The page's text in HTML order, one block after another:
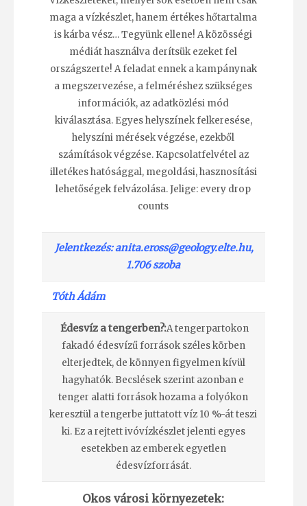
maga a vízkészlet, hanem értékes hőtartalma
is kárba vész… Tegyünk ellene! A közösségi
médiát használva derítsük ezeket fel
országszerte! A feladat ennek a kampánynak
a megszervezése, a felméréshez szükséges
információk, az adatközlési mód
kiválasztása. Egyes helyszínek felkeresése,
helyszíni mérések végzése, ezekből
számítások végzése. Kapcsolatfelvétel az
illetékes hatósággal, megoldási, hasznosítási
lehetőségek felvázolása. Jelige: every drop
counts
Jelentkezés:anita.eross@geology.elte.hu,
1.706 szoba
Tóth Ádám
Édesvíz a tengerben?:A tengerpartokon
fakadó édesvízű források széles körben
elterjedtek, de könnyen figyelmen kívül
hagyhatók. Becslések szerint azonban e
tenger alatti források hozama a folyókon
keresztül a tengerbe juttatott víz 10 %-át teszi
ki. Ez a rejtett ivóvízkészlet jelenti egyes
esetekben az emberek egyetlen
édesvízforrását.
Okos városi környezetek: